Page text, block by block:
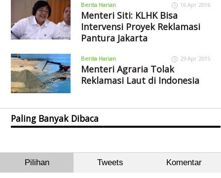
Berita Harian 16 Apr 2016
Menteri Siti: KLHK Bisa
Intervensi Proyek Reklamasi
Pantura Jakarta
Berita Harian 29 Apr 2015
Menteri Agraria Tolak
Reklamasi Laut di Indonesia
Paling Banyak Dibaca
Pilihan Tweets Komentar